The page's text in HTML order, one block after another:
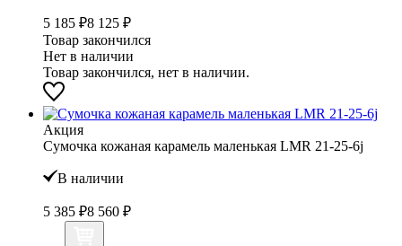
5 185 ₽8 125 ₽
Товар закончился
Нет в наличии
Товар закончился, нет в наличии.
Акция
Сумочка кожаная карамель маленькая LMR 21-25-6j
В наличии
5 385 ₽8 560 ₽